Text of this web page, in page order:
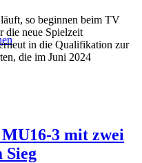
so beginnen beim TV
die neue Spielzeit
in die Qualifikation zur
die im Juni 2024
3 mit zwei
Sieg